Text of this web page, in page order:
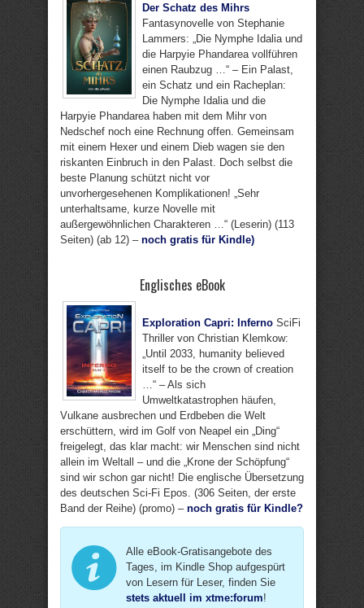
Der Schatz des Mihrs
Fantasynovelle von Stephanie
Lammers: „Die Nymphe Idalia und
die Harpyie Phandarea vollführen
einen Raubzug …“ – Ein Palast,
ein Schatz und ein Racheplan:
Die Nymphe Idalia und die
Harpyie Phandarea haben mit dem Mihr von
Nedschef noch eine Rechnung offen. Gemeinsam
mit einem Hexer und einem Dieb wagen sie den
riskanten Einbruch in den Palast. Doch selbst die
beste Planung schützt nicht vor
unvorhergesehenen Komplikationen! „Sehr
unterhaltsame, kurze Novelle mit
außergewöhnlichen Charakteren …“ (Leserin) (113
Seiten) (ab 12) – noch gratis für Kindle)
Englisches eBook
Exploration Capri: Inferno SciFi
Thriller von Christian Klemkow:
„Until 2033, humanity believed
itself to be the crown of creation
…“ – Als sich
Umweltkatastrophen häufen,
Vulkane ausbrechen und Erdbeben die Welt
erschüttern, wird im Golf von Neapel ein „Ding“
freigelegt, das klar macht: wir Menschen sind nicht
allein im Weltall – und die „Krone der Schöpfung“
sind wir schon gar nicht! Die englische Übersetzung
des deutschen Sci-Fi Epos. (306 Seiten, der erste
Band der Reihe) (promo) – noch gratis für Kindle?
Alle eBook-Gratisangebote des
Tages, im Kindle Shop aufgespürt
von Lesern für Leser, finden Sie
stets aktuell im xtme:forum!